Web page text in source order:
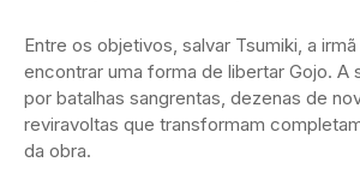
Entre os objetivos, salvar Tsumiki, a
encontrar uma forma de libertar Gojo. A
por batalhas sangrentas, dezenas de
reviravoltas que transformam
da obra.